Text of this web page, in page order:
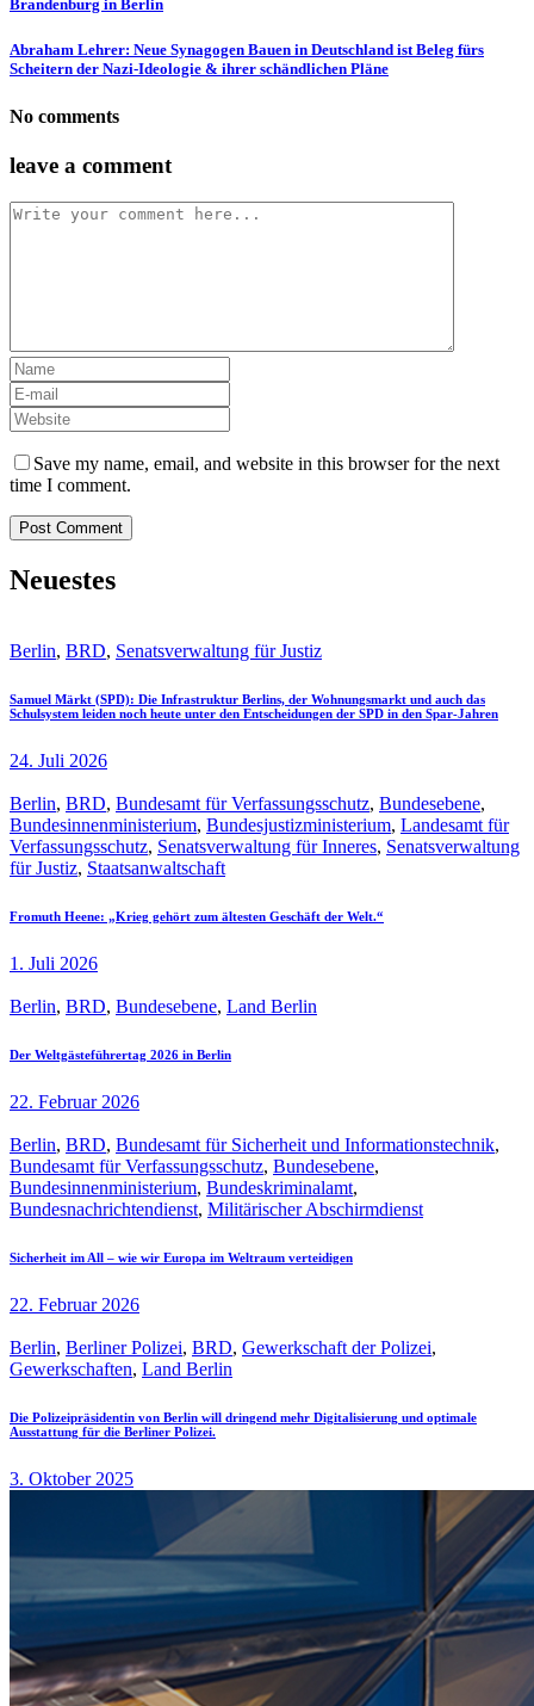
Brandenburg in Berlin
Abraham Lehrer: Neue Synagogen Bauen in Deutschland ist Beleg fürs
Scheitern der Nazi-Ideologie & ihrer schändlichen Pläne
No comments
leave a comment
Save my name, email, and website in this browser for the next
time I comment.
Neuestes
Berlin, BRD, Senatsverwaltung für Justiz
Samuel Märkt (SPD): Die Infrastruktur Berlins, der Wohnungsmarkt und auch das
Schulsystem leiden noch heute unter den Entscheidungen der SPD in den Spar-Jahren
24. Juli 2026
Berlin, BRD, Bundesamt für Verfassungsschutz, Bundesebene,
Bundesinnenministerium, Bundesjustizministerium, Landesamt für
Verfassungsschutz, Senatsverwaltung für Inneres, Senatsverwaltung
für Justiz, Staatsanwaltschaft
Fromuth Heene: „Krieg gehört zum ältesten Geschäft der Welt.“
1. Juli 2026
Berlin, BRD, Bundesebene, Land Berlin
Der Weltgästeführertag 2026 in Berlin
22. Februar 2026
Berlin, BRD, Bundesamt für Sicherheit und Informationstechnik,
Bundesamt für Verfassungsschutz, Bundesebene,
Bundesinnenministerium, Bundeskriminalamt,
Bundesnachrichtendienst, Militärischer Abschirmdienst
Sicherheit im All – wie wir Europa im Weltraum verteidigen
22. Februar 2026
Berlin, Berliner Polizei, BRD, Gewerkschaft der Polizei,
Gewerkschaften, Land Berlin
Die Polizeipräsidentin von Berlin will dringend mehr Digitalisierung und optimale
Ausstattung für die Berliner Polizei.
3. Oktober 2025